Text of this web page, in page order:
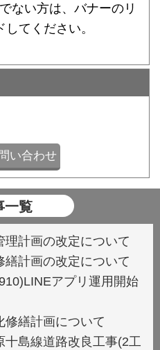
ない方は、バナーのリ
てください。
い合わせ
一覧
計画の改定について
計画の改定について
アプリ運用開始
修繕計画について
島線道路改良工事(2工